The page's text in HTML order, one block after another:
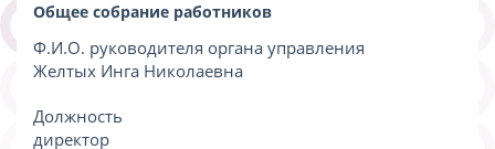
Общее собрание работников
Ф.И.О. руководителя органа управления
Желтых Инга Николаевна
Должность
директор